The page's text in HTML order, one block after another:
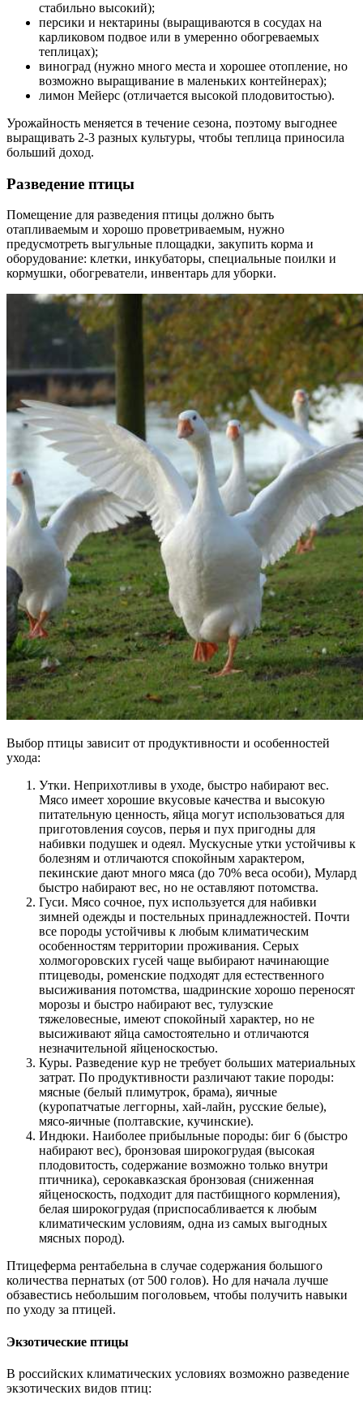
стабильно высокий);
персики и нектарины (выращиваются в сосудах на
карликовом подвое или в умеренно обогреваемых
теплицах);
виноград (нужно много места и хорошее отопление, но
возможно выращивание в маленьких контейнерах);
лимон Мейерс (отличается высокой плодовитостью).
Урожайность меняется в течение сезона, поэтому выгоднее
выращивать 2-3 разных культуры, чтобы теплица приносила
больший доход.
Разведение птицы
Помещение для разведения птицы должно быть
отапливаемым и хорошо проветриваемым, нужно
предусмотреть выгульные площадки, закупить корма и
оборудование: клетки, инкубаторы, специальные поилки и
кормушки, обогреватели, инвентарь для уборки.
Выбор птицы зависит от продуктивности и особенностей
ухода:
Утки. Неприхотливы в уходе, быстро набирают вес.
Мясо имеет хорошие вкусовые качества и высокую
питательную ценность, яйца могут использоваться для
приготовления соусов, перья и пух пригодны для
набивки подушек и одеял. Мускусные утки устойчивы к
болезням и отличаются спокойным характером,
пекинские дают много мяса (до 70% веса особи), Мулард
быстро набирают вес, но не оставляют потомства.
Гуси. Мясо сочное, пух используется для набивки
зимней одежды и постельных принадлежностей. Почти
все породы устойчивы к любым климатическим
особенностям территории проживания. Серых
холмогоровских гусей чаще выбирают начинающие
птицеводы, роменские подходят для естественного
высиживания потомства, шадринские хорошо переносят
морозы и быстро набирают вес, тулузские
тяжеловесные, имеют спокойный характер, но не
высиживают яйца самостоятельно и отличаются
незначительной яйценоскостью.
Куры. Разведение кур не требует больших материальных
затрат. По продуктивности различают такие породы:
мясные (белый плимутрок, брама), яичные
(куропатчатые леггорны, хай-лайн, русские белые),
мясо-яичные (полтавские, кучинские).
Индюки. Наиболее прибыльные породы: биг 6 (быстро
набирают вес), бронзовая широкогрудая (высокая
плодовитость, содержание возможно только внутри
птичника), серокавказская бронзовая (сниженная
яйценоскость, подходит для пастбищного кормления),
белая широкогрудая (приспосабливается к любым
климатическим условиям, одна из самых выгодных
мясных пород).
Птицеферма рентабельна в случае содержания большого
количества пернатых (от 500 голов). Но для начала лучше
обзавестись небольшим поголовьем, чтобы получить навыки
по уходу за птицей.
Экзотические птицы
В российских климатических условиях возможно разведение
экзотических видов птиц: